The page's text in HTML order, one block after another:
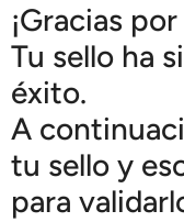
¡Gracias
Tu sello ha
éxito.
A
tu sello y
para